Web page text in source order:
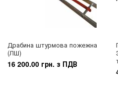
Драбина штурмова пожежна
(ЛШ)
16 200.00 грн. з ПДВ